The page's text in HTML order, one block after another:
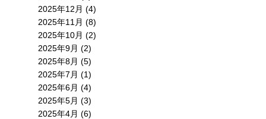
2025年12月 (4)
2025年11月 (8)
2025年10月 (2)
2025年9月 (2)
2025年8月 (5)
2025年7月 (1)
2025年6月 (4)
2025年5月 (3)
2025年4月 (6)